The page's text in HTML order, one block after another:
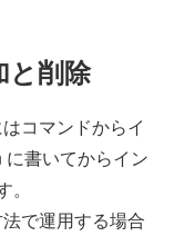
と削除
コマンドからイ
書いてからイン
で運用する場合